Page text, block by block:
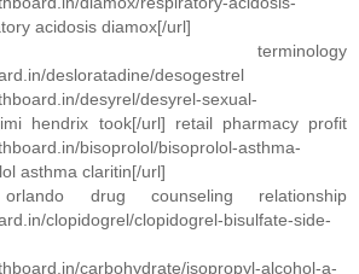
acidosis diamox[/url]
terminology
desloratadine/desogestrel
desyrel/desyrel-sexual-
hendrix took[/url] retail pharmacy profit
bisoprolol/bisoprolol-asthma-
asthma claritin[/url]
drug counseling relationship
clopidogrel/clopidogrel-bisulfate-side-
carbohydrate/isopropyl-alcohol-a-